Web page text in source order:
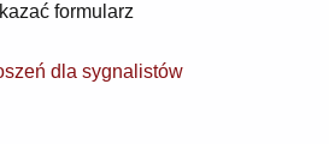
formularz
dla sygnalistów